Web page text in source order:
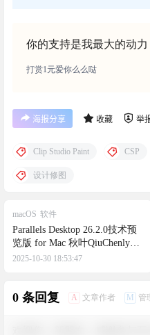
你的支持是我最大的动力
打赏1元爱你么么哒
海报分享 收藏 举
Clip Studio Paint CSP
设计修图
macOS 软件
Parallels Desktop 26.2.0技术预
览版 for Mac 秋叶QiuChenly中
文解锁直装版，最好用的
2025-10-30 18:53:47
0 条回复 A 文章作者 M 管